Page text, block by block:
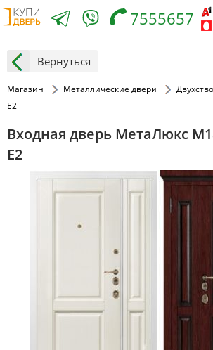
7555657
Вернуться
Магазин Металлические двери
E2
Входная дверь МетаЛюкс
E2